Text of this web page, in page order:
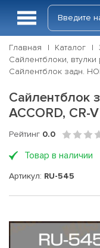
Главная Каталог
Сайлентблоки, втулки
Сайлентблок задн.
Сайлентблок
ACCORD, CR-V
Рейтинг 0.0
Товар в наличии
Артикул: RU-545